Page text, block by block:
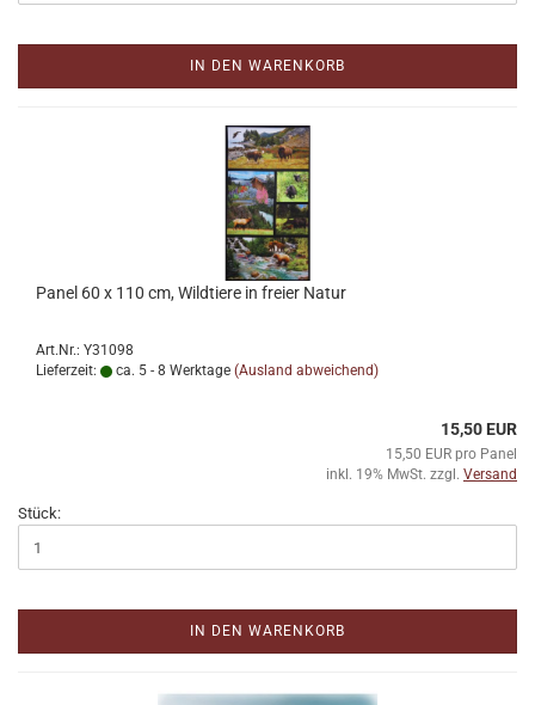
IN DEN WARENKORB
Panel 60 x 110 cm, Wildtiere in freier Natur
Art.Nr.: Y31098
Lieferzeit:
ca. 5 - 8 Werktage (Ausland abweichend)
15,50 EUR
15,50 EUR pro Panel
inkl. 19% MwSt. zzgl. Versand
Stück:
IN DEN WARENKORB